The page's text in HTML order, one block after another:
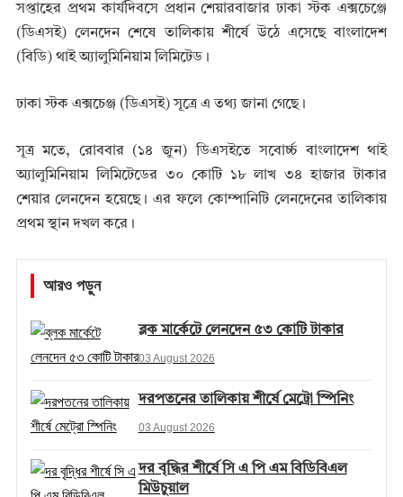
সপ্তাহের প্রথম কার্যদিবসে প্রধান শেয়ারবাজার ঢাকা স্টক এক্সচেঞ্জে
(ডিএসই) লেনদেন শেষে তালিকায় শীর্ষে উঠে এসেছে বাংলাদেশ
(বিডি) থাই অ্যালুমিনিয়াম লিমিটেড।
ঢাকা স্টক এক্সচেঞ্জ (ডিএসই) সূত্রে এ তথ্য জানা গেছে।
সূত্র মতে, রোববার (১৪ জুন) ডিএসইতে সবোর্চ্চ বাংলাদেশ থাই
অ্যালুমিনিয়াম লিমিটেডের ৩০ কোটি ১৮ লাখ ৩৪ হাজার টাকার
শেয়ার লেনদেন হয়েছে। এর ফলে কোম্পানিটি লেনদেনের তালিকায়
প্রথম স্থান দখল করে।
আরও পড়ুন
ব্লক মার্কেটে লেনদেন ৫৩ কোটি টাকার
03 August 2026
দরপতনের তালিকায় শীর্ষে মেট্রো স্পিনিং
03 August 2026
দর বৃদ্ধির শীর্ষে সি এ পি এম বিডিবিএল
মিউচুয়াল